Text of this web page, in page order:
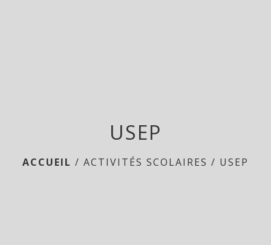
USEP
ACCUEIL / ACTIVITÉS SCOLAIRES / USEP